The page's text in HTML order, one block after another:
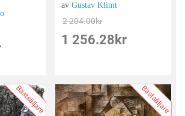
avGustav Klimt
2 204.00kr
1 256.28 kr
Bästsäljare Bästsäljare